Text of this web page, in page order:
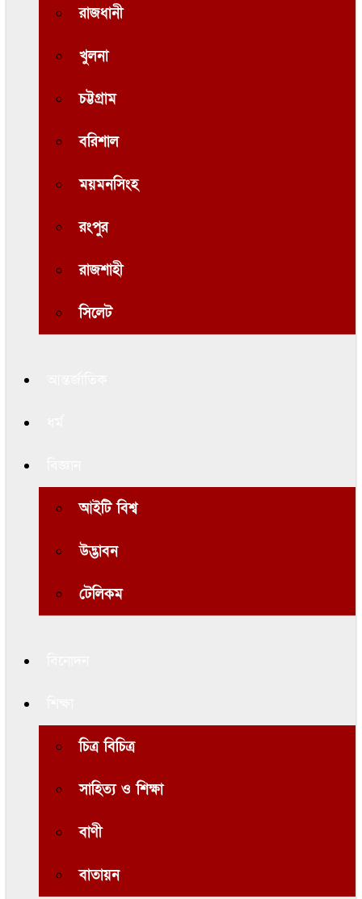
রাজধানী
খুলনা
চট্টগ্রাম
বরিশাল
ময়মনসিংহ
রংপুর
রাজশাহী
সিলেট
আইটি বিশ্ব
উদ্ভাবন
টেলিকম
চিত্র বিচিত্র
সাহিত্য ও শিক্ষা
বাণী
বাতায়ন